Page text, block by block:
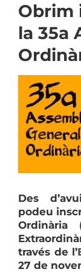
Obrim
la 35a
View
Larger
Image
Des
podeu
Ordinària
través de l’
27 de